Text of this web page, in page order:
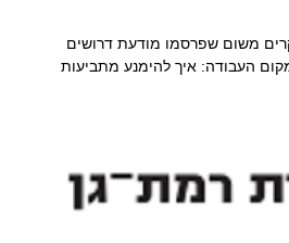
משום שפרסמו מודעת דרושים
העבודה: איך להימנע מתביעות